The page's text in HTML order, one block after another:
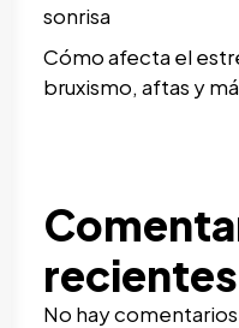
sonrisa
Cómo afecta el
bruxismo, aftas y
recientes
No hay